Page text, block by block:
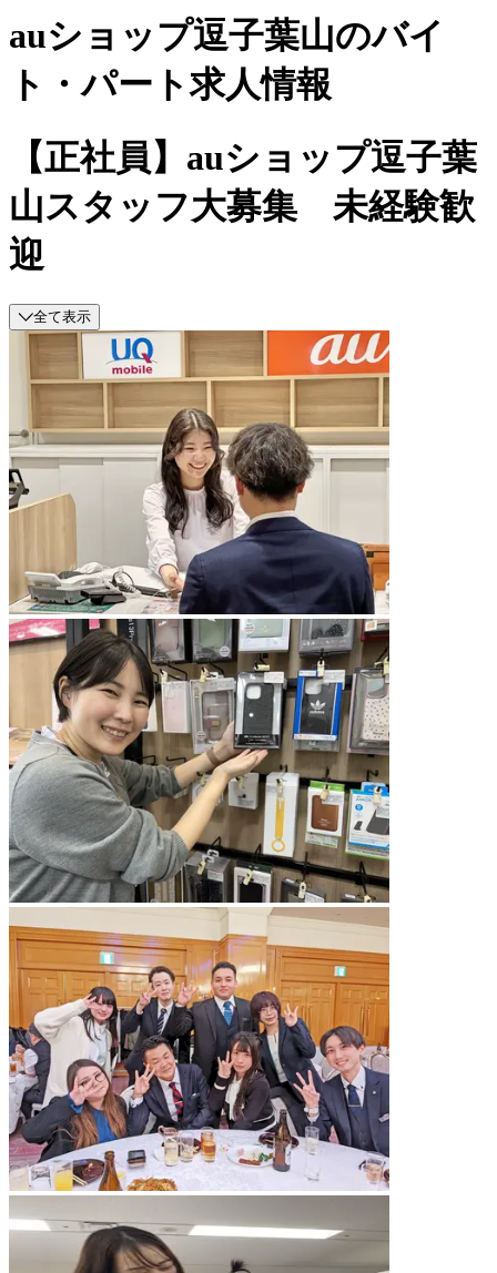
auショップ逗子葉山のバイ
ト・パート求人情報
【正社員】auショップ逗子葉
山スタッフ大募集 未経験歓
迎
全て表示